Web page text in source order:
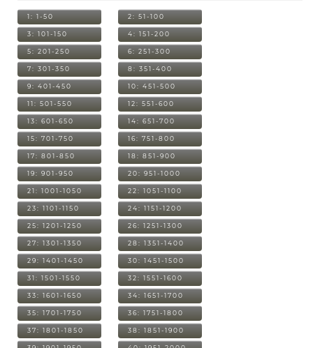
1: 1-50 2: 51-100
3: 101-150 4: 151-200
5: 201-250 6: 251-300
7: 301-350 8: 351-400
9: 401-450 10: 451-500
11: 501-550 12: 551-600
13: 601-650 14: 651-700
15: 701-750 16: 751-800
17: 801-850 18: 851-900
19: 901-950 20: 951-1000
21: 1001-1050 22: 1051-1100
23: 1101-1150 24: 1151-1200
25: 1201-1250 26: 1251-1300
27: 1301-1350 28: 1351-1400
29: 1401-1450 30: 1451-1500
31: 1501-1550 32: 1551-1600
33: 1601-1650 34: 1651-1700
35: 1701-1750 36: 1751-1800
37: 1801-1850 38: 1851-1900